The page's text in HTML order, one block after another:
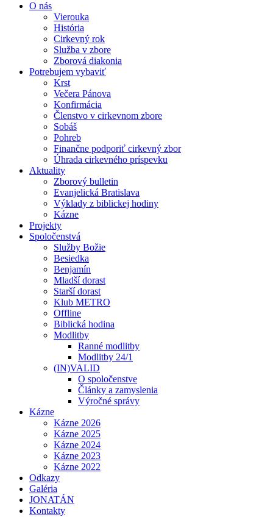
O nás
Vierouka
História
Cirkevný rok
Služba v zbore
Zborová diakonia
Potrebujem vybaviť
Krst
Večera Pánova
Konfirmácia
Členstvo v cirkevnom zbore
Sobáš
Pohreb
Finančne podporiť cirkevný zbor
Úhrada cirkevného príspevku
Aktuality
Zborový bulletin
Evanjelická Bratislava
Výklady z biblickej hodiny
Kázne
Projekty
Spoločenstvá
Služby Božie
Besiedka
Benjamín
Mladší dorast
Starší dorast
Klub METRO
Offline
Biblická hodina
Modlitby
Ranné modlitby
Modlitby 24/1
(IN)VALID
O spoločenstve
Články a zamyslenia
Výročné správy
Kázne
Kázne 2026
Kázne 2025
Kázne 2024
Kázne 2023
Kázne 2022
Odkazy
Galéria
JONATÁN
Kontakty